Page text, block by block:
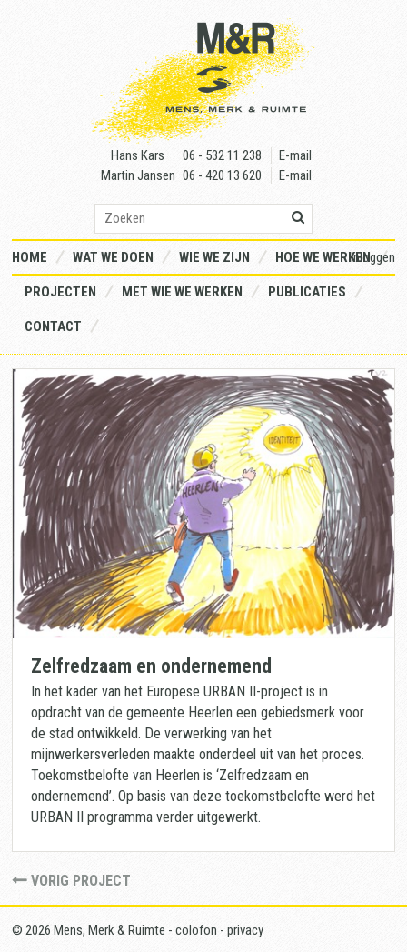
Hans Kars 06 - 532 11 238
E-mail
Martin Jansen 06 - 420 13 620 E-mail
HOME WAT WE DOEN WIE WE ZIJN HOE WE WERKEN
PROJECTEN MET WIE WE WERKEN PUBLICATIES
CONTACT
Inloggen
Zelfredzaam en ondernemend
In het kader van het Europese URBAN II-project is in
opdracht van de gemeente Heerlen een gebiedsmerk voor
de stad ontwikkeld. De verwerking van het
mijnwerkersverleden maakte onderdeel uit van het proces.
Toekomstbelofte van Heerlen is ‘Zelfredzaam en
ondernemend’. Op basis van deze toekomstbelofte werd het
URBAN II programma verder uitgewerkt.
VORIG PROJECT
© 2026 Mens, Merk & Ruimte -colofon -privacy